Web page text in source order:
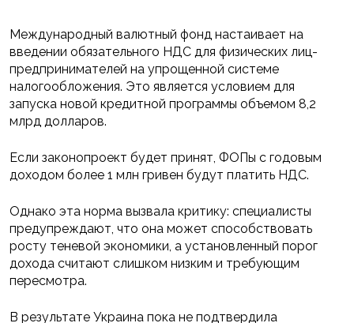
Международный валютный фонд настаивает на
введении обязательного НДС для физических лиц-
предпринимателей на упрощенной системе
налогообложения. Это является условием для
запуска новой кредитной программы объемом 8,2
млрд долларов.
Если законопроект будет принят, ФОПы с годовым
доходом более 1 млн гривен будут платить НДС.
Однако эта норма вызвала критику: специалисты
предупреждают, что она может способствовать
росту теневой экономики, а установленный порог
дохода считают слишком низким и требующим
пересмотра.
В результате Украина пока не подтвердила